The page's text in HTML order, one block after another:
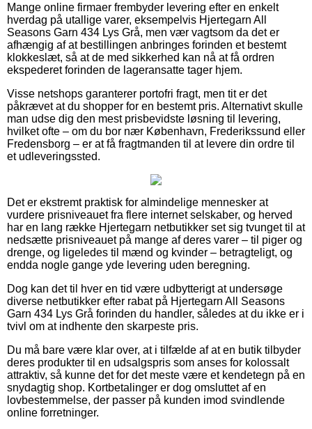
Mange online firmaer frembyder levering efter en enkelt
hverdag på utallige varer, eksempelvis Hjertegarn All
Seasons Garn 434 Lys Grå, men vær vagtsom da det er
afhængig af at bestillingen anbringes forinden et bestemt
klokkeslæt, så at de med sikkerhed kan nå at få ordren
ekspederet forinden de lageransatte tager hjem.
Visse netshops garanterer portofri fragt, men tit er det
påkrævet at du shopper for en bestemt pris. Alternativt skulle
man udse dig den mest prisbevidste løsning til levering,
hvilket ofte – om du bor nær København, Frederikssund eller
Fredensborg – er at få fragtmanden til at levere din ordre til
et udleveringssted.
Det er ekstremt praktisk for almindelige mennesker at
vurdere prisniveauet fra flere internet selskaber, og herved
har en lang række Hjertegarn netbutikker set sig tvunget til at
nedsætte prisniveauet på mange af deres varer – til piger og
drenge, og ligeledes til mænd og kvinder – betragteligt, og
endda nogle gange yde levering uden beregning.
Dog kan det til hver en tid være udbytterigt at undersøge
diverse netbutikker efter rabat på Hjertegarn All Seasons
Garn 434 Lys Grå forinden du handler, således at du ikke er i
tvivl om at indhente den skarpeste pris.
Du må bare være klar over, at i tilfælde af at en butik tilbyder
deres produkter til en udsalgspris som anses for kolossalt
attraktiv, så kunne det for det meste være et kendetegn på en
snydagtig shop. Kortbetalinger er dog omsluttet af en
lovbestemmelse, der passer på kunden imod svindlende
online forretninger.